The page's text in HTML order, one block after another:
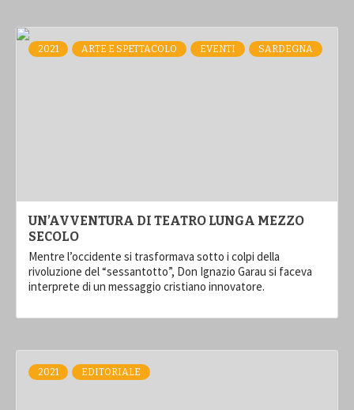
2021 ARTE E SPETTACOLO EVENTI SARDEGNA
UN’AVVENTURA DI TEATRO LUNGA MEZZO
SECOLO
Mentre l’occidente si trasformava sotto i colpi della
rivoluzione del “sessantotto”, Don Ignazio Garau si faceva
interprete di un messaggio cristiano innovatore.
2021 EDITORIALE